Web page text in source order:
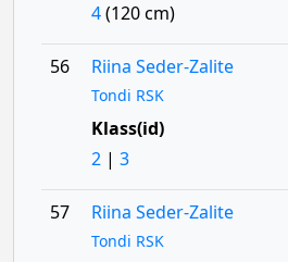
4(120 cm)
56 Riina Seder-Zalite
Tondi RSK
Klass(id)
2| 3
57 Riina Seder-Zalite
Tondi RSK